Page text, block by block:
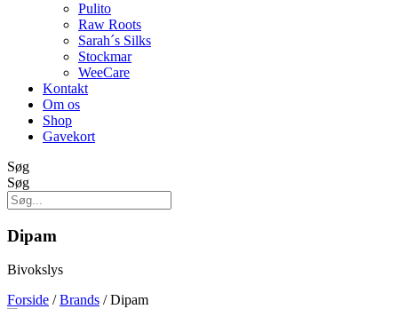
Pulito
Raw Roots
Sarah´s Silks
Stockmar
WeeCare
Kontakt
Om os
Shop
Gavekort
Søg
Søg
Dipam
Bivokslys
Forside /Brands / Dipam